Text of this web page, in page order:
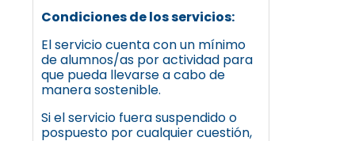
Condiciones de los servicios:
El servicio cuenta con un mínimo
de alumnos/as por actividad para
que pueda llevarse a cabo de
manera sostenible.
Si el servicio fuera suspendido o
pospuesto por cualquier cuestión,